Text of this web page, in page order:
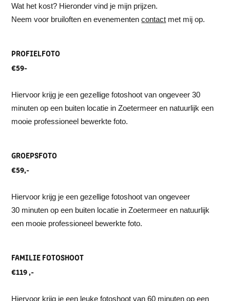
Wat het kost? Hieronder vind je mijn prijzen.
Neem voor bruiloften en evenementencontact met mij op.
PROFIELFOTO
€59-
Hiervoor krijg je een gezellige fotoshoot van ongeveer 30
minuten op een buiten locatie in Zoetermeer en natuurlijk een
mooie professioneel bewerkte foto.
GROEPSFOTO
€59,-
Hiervoor krijg je een gezellige fotoshoot van ongeveer
30 minuten op een buiten locatie in Zoetermeer en natuurlijk
een mooie professioneel bewerkte foto.
FAMILIE FOTOSHOOT
€119 ,-
Hiervoor krijg je een leuke fotoshoot van 60 minuten op een